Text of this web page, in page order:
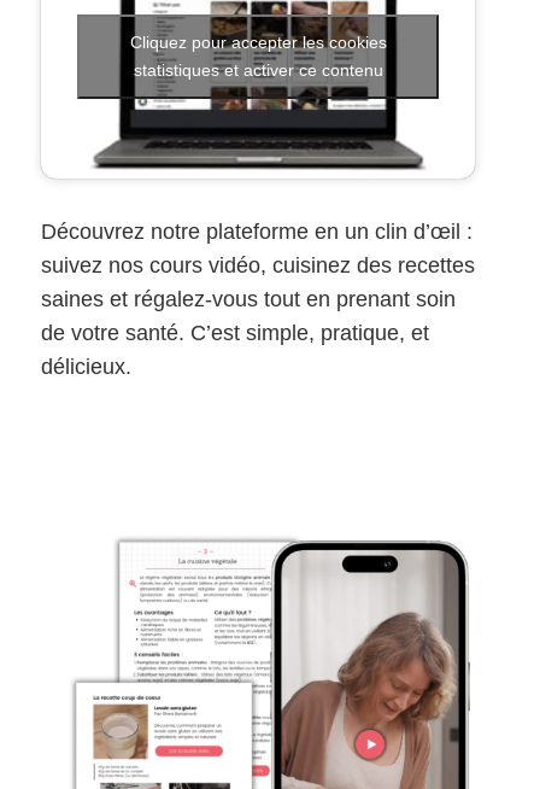
Cliquez pour accepter les cookies
statistiques et activer ce contenu
Découvrez notre plateforme en un clin d’œil :
suivez nos cours vidéo, cuisinez des recettes
saines et régalez-vous tout en prenant soin
de votre santé. C’est simple, pratique, et
délicieux.